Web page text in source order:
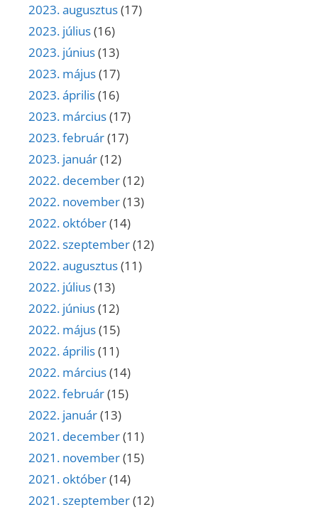
2023. augusztus(17)
2023. július(16)
2023. június(13)
2023. május(17)
2023. április(16)
2023. március(17)
2023. február(17)
2023. január(12)
2022. december(12)
2022. november(13)
2022. október(14)
2022. szeptember(12)
2022. augusztus(11)
2022. július(13)
2022. június(12)
2022. május(15)
2022. április(11)
2022. március(14)
2022. február(15)
2022. január(13)
2021. december(11)
2021. november(15)
2021. október(14)
2021. szeptember(12)